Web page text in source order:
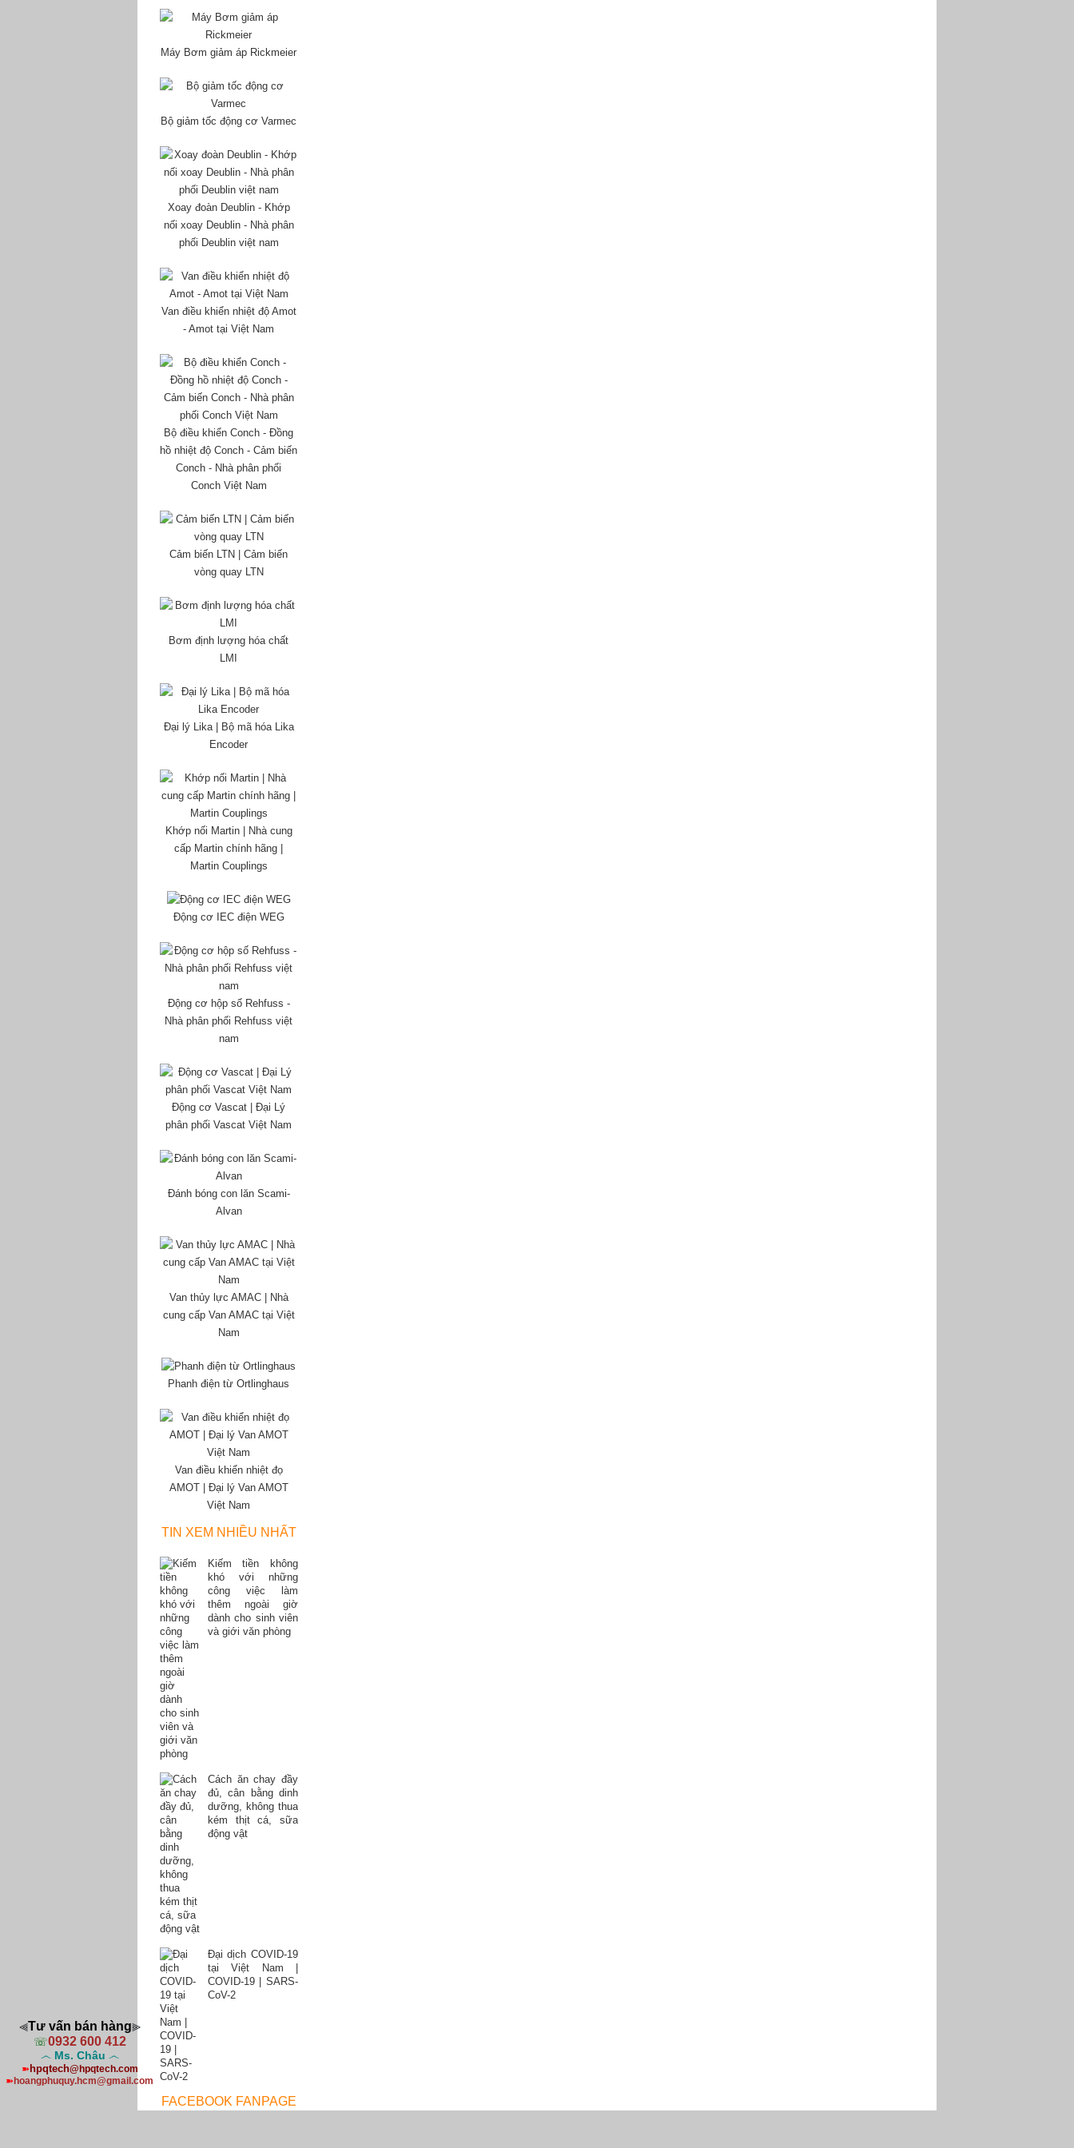
Máy Bơm giảm áp Rickmeier
Bộ giảm tốc động cơ Varmec
Xoay đoàn Deublin - Khớp
nối xoay Deublin - Nhà phân
phối Deublin việt nam
Van điều khiển nhiệt độ Amot
- Amot tại Việt Nam
Bộ điều khiển Conch - Đồng
hồ nhiệt độ Conch - Cảm biến
Conch - Nhà phân phối
Conch Việt Nam
Cảm biến LTN | Cảm biến
vòng quay LTN
Bơm định lượng hóa chất
LMI
Đại lý Lika | Bộ mã hóa Lika
Encoder
Khớp nối Martin | Nhà cung
cấp Martin chính hãng |
Martin Couplings
Động cơ IEC điện WEG
Động cơ hộp số Rehfuss -
Nhà phân phối Rehfuss việt
nam
Động cơ Vascat | Đại Lý
phân phối Vascat Việt Nam
Đánh bóng con lăn Scami-
Alvan
Van thủy lực AMAC | Nhà
cung cấp Van AMAC tại Việt
Nam
Phanh điện từ Ortlinghaus
Van điều khiển nhiệt đọ
AMOT | Đại lý Van AMOT
Việt Nam
TIN XEM NHIỀU NHẤT
Kiếm tiền không
khó với những
công việc làm
thêm ngoài giờ
dành cho sinh viên
và giới văn phòng
Cách ăn chay đầy
đủ, cân bằng dinh
dưỡng, không thua
kém thịt cá, sữa
động vật
Đại dịch COVID-19
tại Việt Nam |
COVID-19 | SARS-
CoV-2
FACEBOOK FANPAGE
⫷Tư vấn bán hàng⫸
☏0932 600 412
෴Ms. Châu ෴
➽hpqtech@hpqtech.com
➽hoangphuquy.hcm@gmail.com